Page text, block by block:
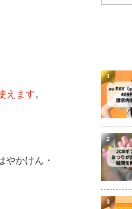
えます。
かけん・
1
2
3